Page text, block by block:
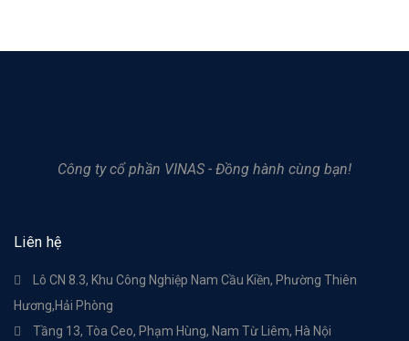
Công ty cổ phần VINAS - Đồng hành cùng bạn!
Liên hệ
Lô CN 8.3, Khu Công Nghiệp Nam Cầu Kiền, Phường Thiên
Hương,Hải Phòng
Tầng 13, Tòa Ceo, Phạm Hùng, Nam Từ Liêm, Hà Nội